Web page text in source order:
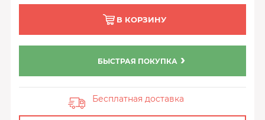
В КОРЗИНУ
БЫСТРАЯ ПОКУПКА
Бесплатная доставка